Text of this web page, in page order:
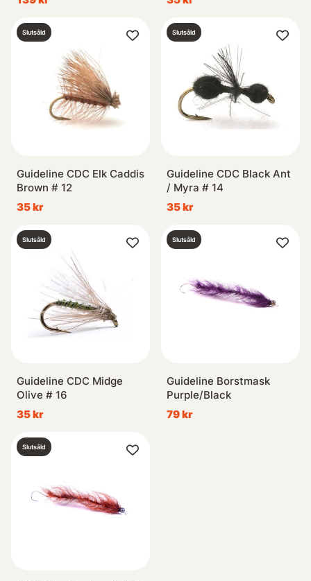
Slutsåld
Guideline CDC Elk Caddis
Brown # 12
35 kr
Slutsåld
Guideline CDC Black Ant
/ Myra # 14
35 kr
Slutsåld
Guideline CDC Midge
Olive # 16
35 kr
Slutsåld
Guideline Borstmask
Purple/Black
79 kr
Slutsåld